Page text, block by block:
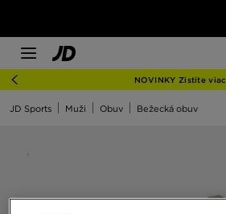
NOVINKY Zistite viac
JD Sports Muži Obuv Bežecká obuv